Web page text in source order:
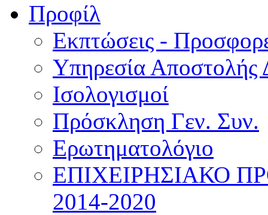
Προφίλ
Εκπτώσεις -
Υπηρεσία Αποστολής
Ισολογισμοί
Πρόσκληση Γεν. Συν.
Ερωτηματολόγιο
ΕΠΙΧΕΙΡΗΣΙΑΚΟ
2014-2020